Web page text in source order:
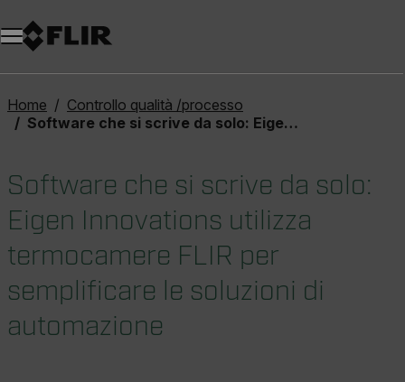
Unread messages
Modello
Rimuovi
articoli
articolo
Aggiungi al carrello
Aggiunto al carrello
Home
Controllo qualità /processo
Software che si scrive da solo: Eigen Innovations utilizza termocamere FLIR per semplificare le soluzioni di automazione
Software che si scrive da solo:
Eigen Innovations utilizza
termocamere FLIR per
semplificare le soluzioni di
automazione